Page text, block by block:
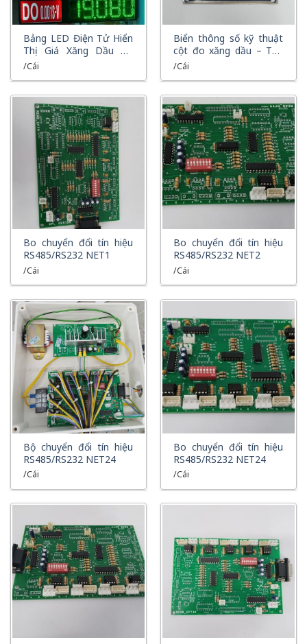
XEM NHANH
Bảng LED Điện Tử Hiển
Thị Giá Xăng Dầu Tự
Động – Hiển Thị LED
/Cái
XEM NHANH
Biển thông số kỹ thuật
cột đo xăng dầu – Thẻ
mác KPL
/Cái
XEM NHANH
Bo chuyển đổi tín hiệu
RS485/RS232 NET1
/Cái
XEM NHANH
Bo chuyển đổi tín hiệu
RS485/RS232 NET2
/Cái
XEM NHANH
Bộ chuyển đổi tín hiệu
RS485/RS232 NET24
/Cái
XEM NHANH
Bo chuyển đổi tín hiệu
RS485/RS232 NET24
/Cái